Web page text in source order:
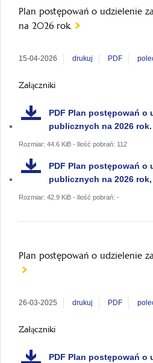
Plan postępowań o udzielenie
na 2026 rok.
15-04-2026 drukuj PDF
Załączniki
PDF Plan postępowań o
publicznych na 2026 rok.
Rozmiar: 44.6 KiB - Ilość pobrań: 112
PDF Plan postępowań o
publicznych na 2026
Rozmiar: 42.9 KiB - Ilość pobrań: -
Plan postępowań o udzielenie
26-03-2025 drukuj PDF
Załączniki
PDF Plan postępowań o